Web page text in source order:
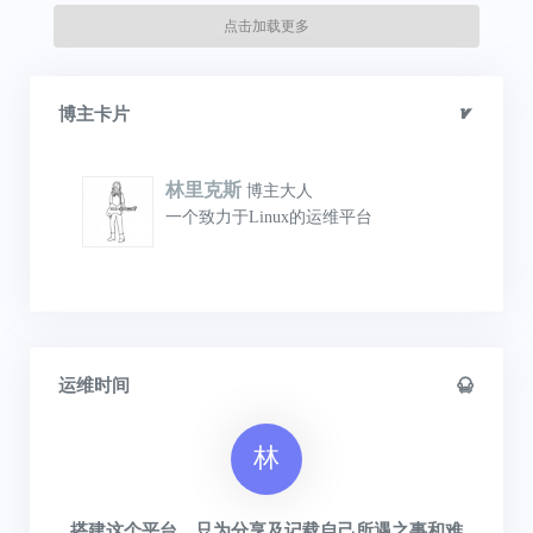
点击加载更多
博主卡片
林里克斯 博主大人
一个致力于Linux的运维平台
运维时间
林